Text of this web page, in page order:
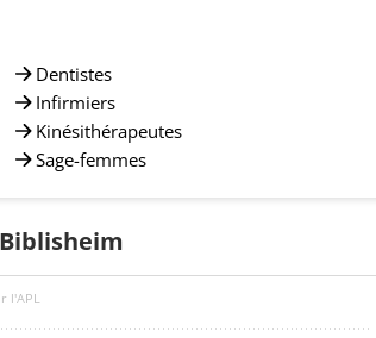
Dentistes
Infirmiers
Kinésithérapeutes
Sage-femmes
l'APL